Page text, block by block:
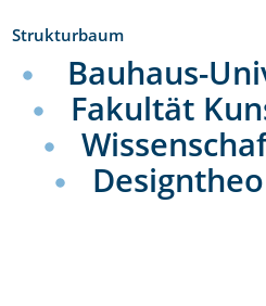
Strukturbaum
Bauhaus-
Fakultät